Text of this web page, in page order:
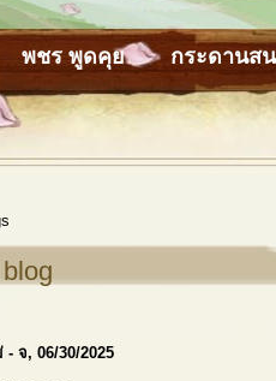
พชร พูดคุย กระดานส
- จ, 06/30/2025